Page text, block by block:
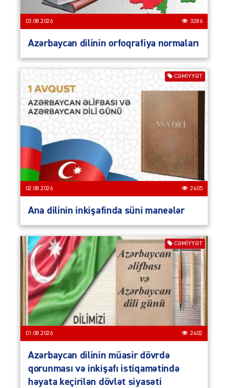
03.08.2026 3286
Azərbaycan dilinin orfoqrafiya normaları
CƏMIYYƏT
02.08.2026 2405
Ana dilinin inkişafinda süni maneələr
CƏMIYYƏT
01.08.2026 2402
Azərbaycan dilinin müasir dövrdə
qorunması və inkişafı istiqamətində
həyata keçirilən dövlət siyasəti